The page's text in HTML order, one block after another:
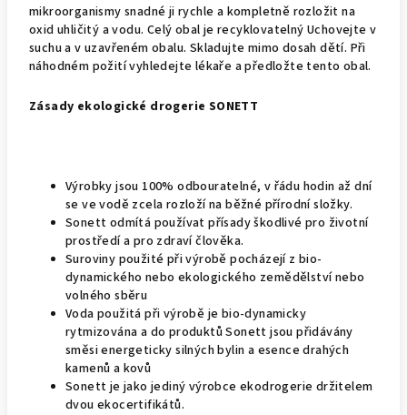
mikroorganismy snadné ji rychle a kompletně rozložit na
oxid uhličitý a vodu. Celý obal je recyklovatelný Uchovejte v
suchu a v uzavřeném obalu. Skladujte mimo dosah dětí. Při
náhodném požití vyhledejte lékaře a předložte tento obal.
Zásady ekologické drogerie SONETT
Výrobky jsou 100% odbouratelné, v řádu hodin až dní
se ve vodě zcela rozloží na běžné přírodní složky.
Sonett odmítá používat přísady škodlivé pro životní
prostředí a pro zdraví člověka.
Suroviny použité při výrobě pocházejí z bio-
dynamického nebo ekologického zemědělství nebo
volného sběru
Voda použitá při výrobě je bio-dynamicky
rytmizována a do produktů Sonett jsou přidávány
směsi energeticky silných bylin a esence drahých
kamenů a kovů
Sonett je jako jediný výrobce ekodrogerie držitelem
dvou ekocertifikátů.